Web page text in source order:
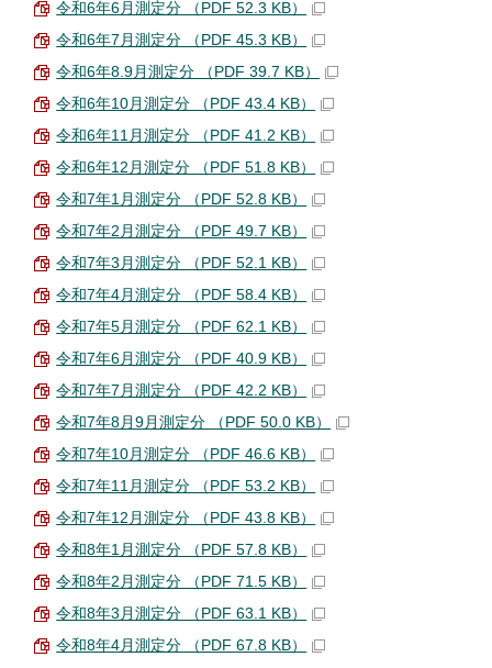
令和6年6月測定分 （PDF 52.3 KB）
令和6年7月測定分 （PDF 45.3 KB）
令和6年8.9月測定分 （PDF 39.7 KB）
令和6年10月測定分 （PDF 43.4 KB）
令和6年11月測定分 （PDF 41.2 KB）
令和6年12月測定分 （PDF 51.8 KB）
令和7年1月測定分 （PDF 52.8 KB）
令和7年2月測定分 （PDF 49.7 KB）
令和7年3月測定分 （PDF 52.1 KB）
令和7年4月測定分 （PDF 58.4 KB）
令和7年5月測定分 （PDF 62.1 KB）
令和7年6月測定分 （PDF 40.9 KB）
令和7年7月測定分 （PDF 42.2 KB）
令和7年8月9月測定分 （PDF 50.0 KB）
令和7年10月測定分 （PDF 46.6 KB）
令和7年11月測定分 （PDF 53.2 KB）
令和7年12月測定分 （PDF 43.8 KB）
令和8年1月測定分 （PDF 57.8 KB）
令和8年2月測定分 （PDF 71.5 KB）
令和8年3月測定分 （PDF 63.1 KB）
令和8年4月測定分 （PDF 67.8 KB）